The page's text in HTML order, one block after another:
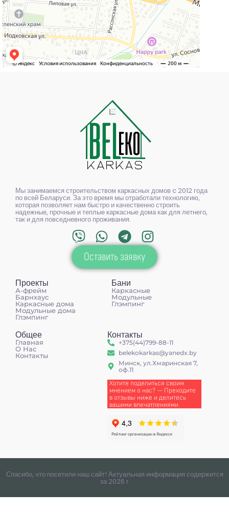
Мы занимаемся строительством каркасных домов c 2012 года
по всей Беларуси. За это время мы отработали технологию,
которая позволяет нам быстро и качественно строить
надежные, прочные и теплые каркасные дома как для летнего,
так и для повседневного проживания.
Оставить заявку
Проекты
А-фрейм
Барнхаус
Каркасные дома
Модульные дома
Глэмпинг
Бани
Каркасные
Модульные
Глэмпинг
Общее
Главная
О Нас
Контакты
Контакты
+375(44)799-88-11
belekokarkas@yanedx.by
Минск, ул.Хмаринская 7,
оф.11
Хотите поделиться своим
мнением о нас? — Преходите
в отзывы ниже и делитесь
вашими впечатлениями.
Спасибо, что посетили наш сайт! Актуальная информация содержится
за 2026 г